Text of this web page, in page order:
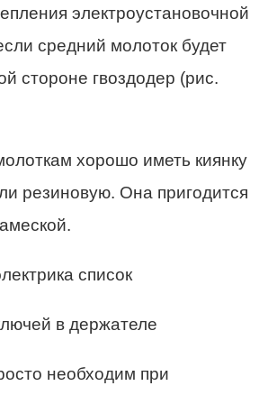
электроустановочной
средний молоток будет
стороне гвоздодер (рис.
хорошо иметь киянку
резиновую. Она пригодится
в держателе
необходим при